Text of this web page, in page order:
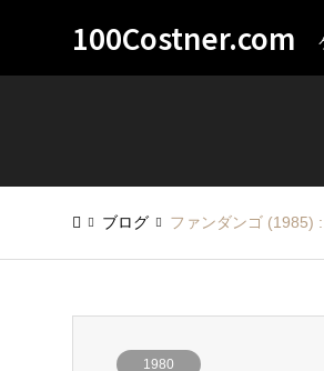
100Costner.com
ブログ ファンダンゴ (1985)
1980